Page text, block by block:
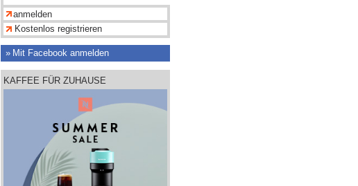
Kostenlos registrieren
Mit Facebook anmelden
KAFFEE FÜR ZUHAUSE